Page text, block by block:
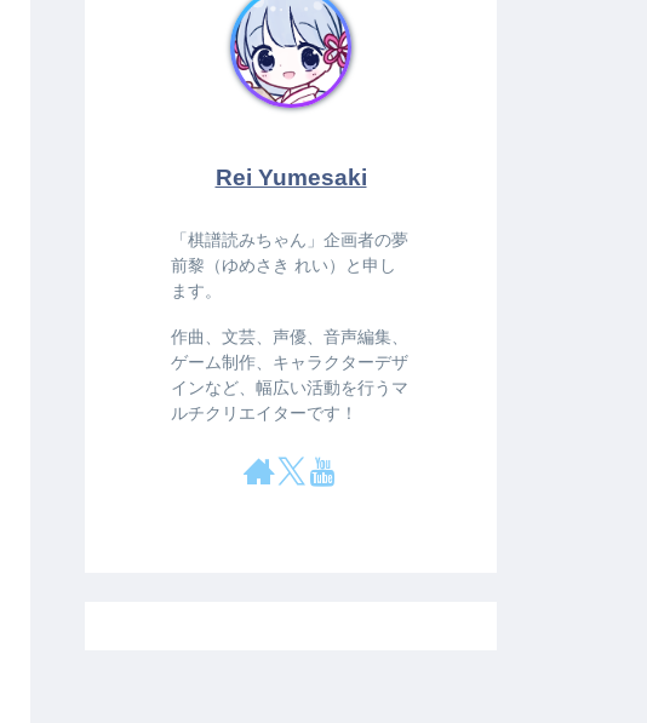
Rei Yumesaki
「棋譜読みちゃん」企画者の夢
前黎（ゆめさき れい）と申し
ます。
作曲、文芸、声優、音声編集、
ゲーム制作、キャラクターデザ
インなど、幅広い活動を行うマ
ルチクリエイターです！